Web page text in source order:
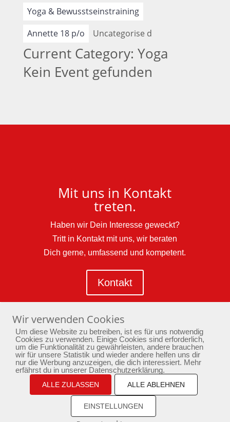
Yoga & Bewusstseinstraining
Annette 18 p/o
Uncategorise d
Current Category: Yoga
Kein Event gefunden
Mit uns in Kontakt
treten.
Haben wir Dein Interesse geweckt?
Tritt in Kontakt mit uns, wir beraten
Dich gerne, umfassend und kompetent.
Kontakt
Home Yoga
Bewusstseinstraining
Passion
Aktuelles Newsletter
Kontakt
Impressum
Datenschutz
Wir verwenden Cookies
Um diese Website zu betreiben, ist es für uns notwendig
Cookies zu verwenden. Einige Cookies sind erforderlich,
um die Funktionalität zu gewährleisten, andere brauchen
wir für unsere Statistik und wieder andere helfen uns dir
nur die Werbung anzuzeigen, die dich interessiert. Mehr
erfährst du in unserer Datenschutzerklärung.
ALLE ZULASSEN ALLE ABLEHNEN
EINSTELLUNGEN